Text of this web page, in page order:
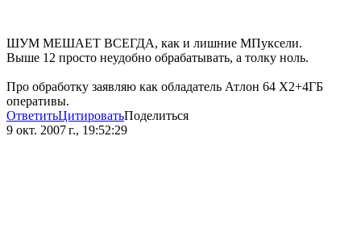
ШУМ МЕШАЕТ ВСЕГДА, как и лишние МПуксели.
Выше 12 просто неудобно обрабатывать, а толку ноль.
Про обработку заявляю как обладатель Атлон 64 Х2+4ГБ
оперативы.
ОтветитьЦитироватьПоделиться
9 окт. 2007 г., 19:52:29